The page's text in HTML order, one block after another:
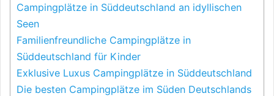
Campingplätze in Süddeutschland an idyllischen
Seen
Familienfreundliche Campingplätze in
Süddeutschland für Kinder
Exklusive Luxus Campingplätze in Süddeutschland
Die besten Campingplätze im Süden Deutschlands